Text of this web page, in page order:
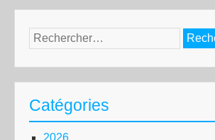
Rechercher :
Catégories
2026